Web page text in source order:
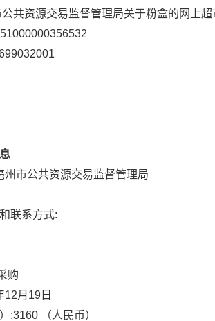
公共资源交易监督管理局关于粉盒的网上
州市公共资源交易监督管理局
联系方式:
购
12月19日
:3160 （人民币）